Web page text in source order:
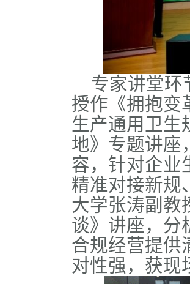
专家讲堂环
授作《拥抱变
生产通用卫生
地》专题讲座
容，针对企业
精准对接新规
大学张涛副教
谈》讲座，分
合规经营提供
对性强，获现